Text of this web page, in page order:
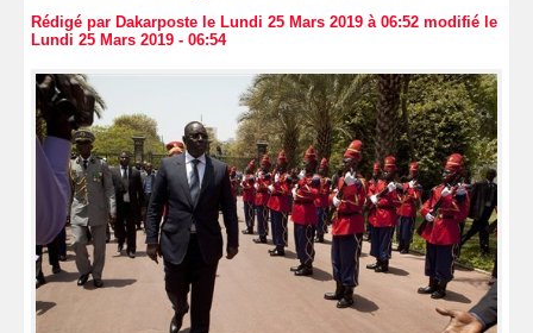
Rédigé par Dakarposte le Lundi 25 Mars 2019 à 06:52 modifié le
Lundi 25 Mars 2019 - 06:54